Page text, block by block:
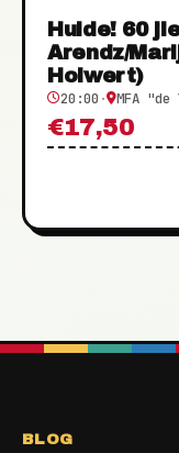
Hulde! 60
Arendz/
Holwert)
20:00 · MFA
€17,50
BLOG